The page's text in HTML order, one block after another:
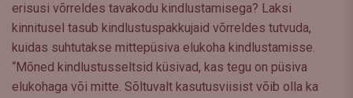
erisusi võrreldes tavakodu kindlustamisega? Laksi
kinnitusel tasub kindlustuspakkujaid võrreldes tutvuda,
kuidas suhtutakse mittepüsiva elukoha kindlustamisse.
“Mõned kindlustusseltsid küsivad, kas tegu on püsiva
elukohaga või mitte. Sõltuvalt kasutusviisist võib olla ka